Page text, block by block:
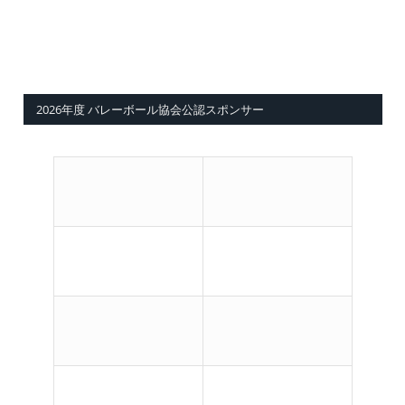
2026年度 バレーボール協会公認スポンサー